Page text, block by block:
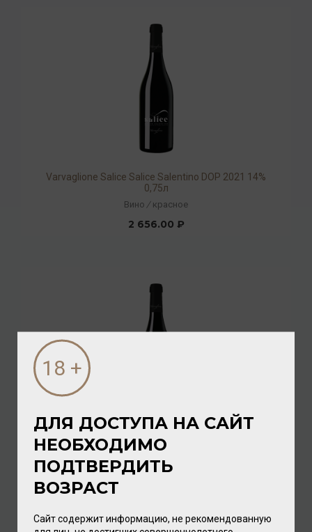
Varvaglione Salice Salice Salentino DOP 2021 14%
0,75л
Вино / красное
2 656.00 ₽
Varvaglione Salice Salice Salentino DOP 2022 13,5%
0,75л
Вино/ красное
ДЛЯ ДОСТУПА НА САЙТ
НЕОБХОДИМО
ПОДТВЕРДИТЬ
ВОЗРАСТ
Сайт содержит информацию, не рекомендованную